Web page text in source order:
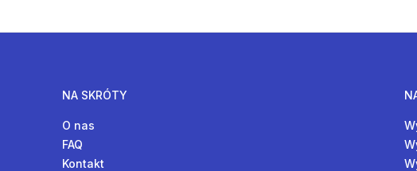
NA SKRÓTY
O nas
FAQ
Kontakt